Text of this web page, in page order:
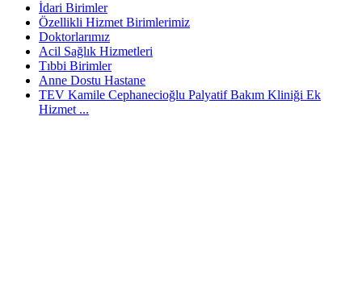
İdari Birimler
Özellikli Hizmet Birimlerimiz
Doktorlarımız
Acil Sağlık Hizmetleri
Tıbbi Birimler
Anne Dostu Hastane
TEV Kamile Cephanecioğlu Palyatif Bakım Kliniği Ek
Hizmet ...